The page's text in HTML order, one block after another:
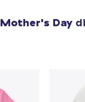
Mother's Day